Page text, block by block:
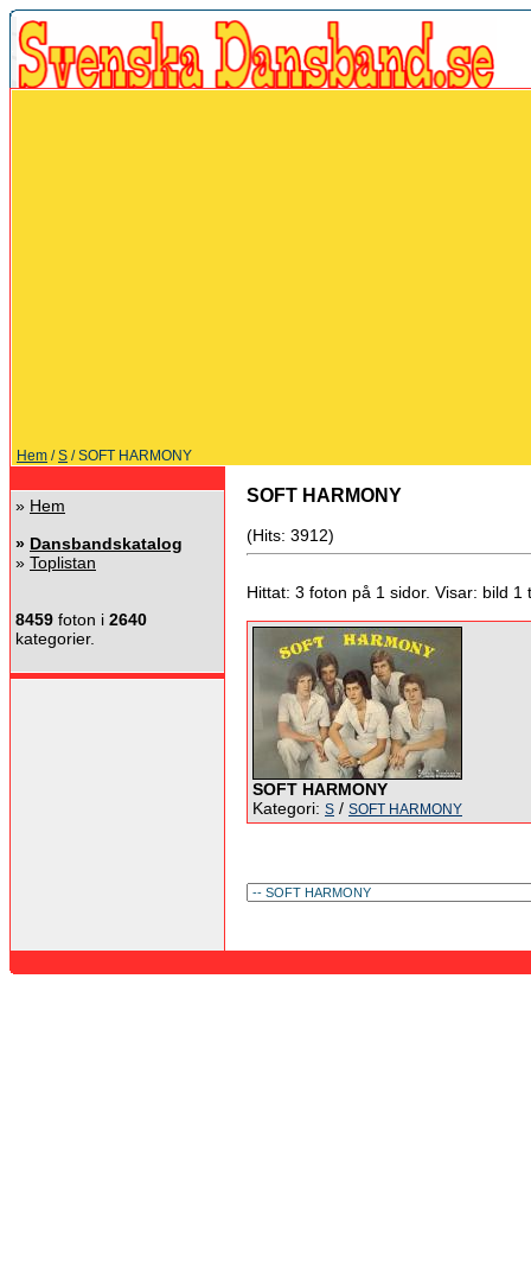
Hem /S / SOFT HARMONY
» Hem
» Dansbandskatalog
» Toplistan
8459 foton i 2640
kategorier.
SOFT HARMONY
(Hits: 3912)
Hittat: 3 foton på 1 sidor. Visar: bild 1
SOFT HARMONY
Kategori: S / SOFT HARMONY